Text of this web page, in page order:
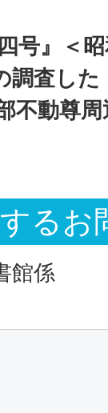
号』＜
調査し
不動尊
るお
館係